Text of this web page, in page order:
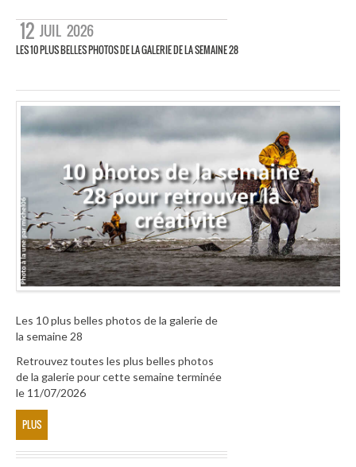
12 JUIL 2026
LES 10 PLUS BELLES PHOTOS DE LA GALERIE DE LA SEMAINE 28
Les 10 plus belles photos de la galerie de
la semaine 28
Retrouvez toutes les plus belles photos
de la galerie pour cette semaine terminée
le 11/07/2026
PLUS